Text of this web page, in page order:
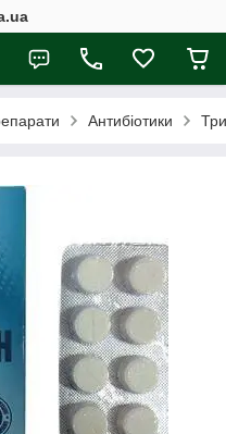
Антибіотики